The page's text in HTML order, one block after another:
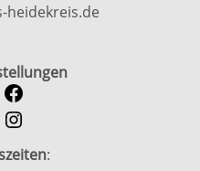
heidekreis.de
: